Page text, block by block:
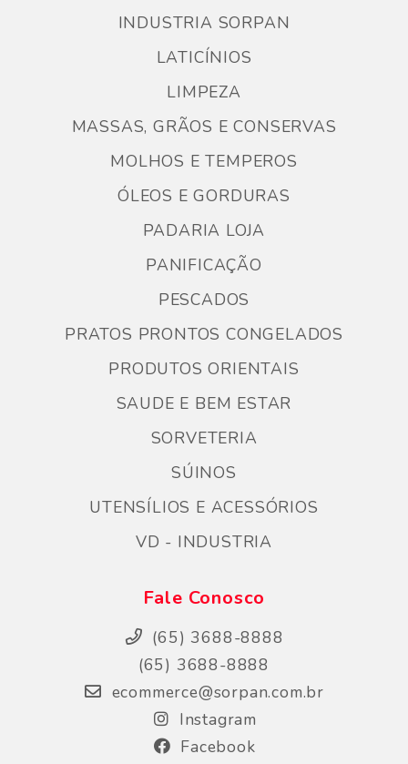
INDUSTRIA SORPAN
LATICÍNIOS
LIMPEZA
MASSAS, GRÃOS E CONSERVAS
MOLHOS E TEMPEROS
ÓLEOS E GORDURAS
PADARIA LOJA
PANIFICAÇÃO
PESCADOS
PRATOS PRONTOS CONGELADOS
PRODUTOS ORIENTAIS
SAUDE E BEM ESTAR
SORVETERIA
SÚINOS
UTENSÍLIOS E ACESSÓRIOS
VD - INDUSTRIA
Fale Conosco
(65) 3688-8888
(65) 3688-8888
ecommerce@sorpan.com.br
Instagram
Facebook